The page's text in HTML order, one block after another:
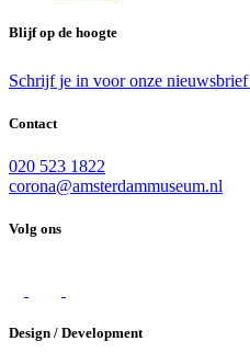
Blijf op de hoogte
Schrijf je in voor onze nieuwsbrief
Contact
020 523 1822
corona@amsterdammuseum.nl
Volg ons
Design / Development